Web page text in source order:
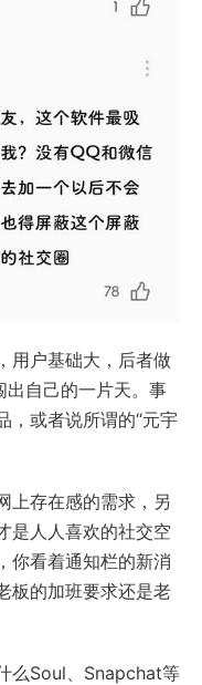
用户基础大，后者做
出自己的一片天。事
，或者说所谓的“元宇
上存在感的需求，另
是人人喜欢的社交空
你看着通知栏的新消
板的加班要求还是老
么Soul、Snapchat等